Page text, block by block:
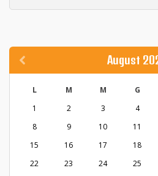
August
L M M G
1
2 3 4
8
9 10 11
15
16 17 18
22
23 24 25